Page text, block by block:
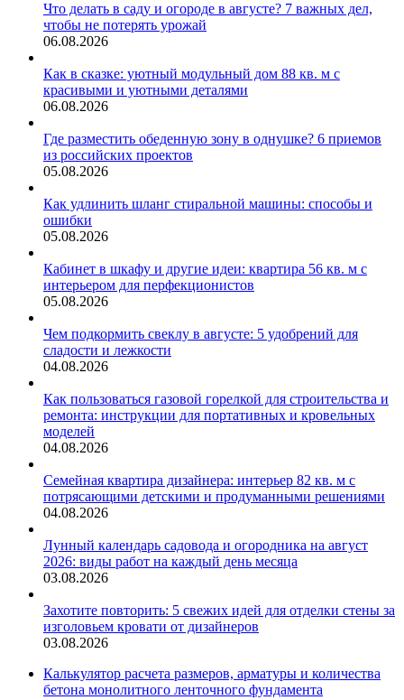
Что делать в саду и огороде в августе? 7 важных дел,
чтобы не потерять урожай
06.08.2026
Как в сказке: уютный модульный дом 88 кв. м с
красивыми и уютными деталями
06.08.2026
Где разместить обеденную зону в однушке? 6 приемов
из российских проектов
05.08.2026
Как удлинить шланг стиральной машины: способы и
ошибки
05.08.2026
Кабинет в шкафу и другие идеи: квартира 56 кв. м с
интерьером для перфекционистов
05.08.2026
Чем подкормить свеклу в августе: 5 удобрений для
сладости и лежкости
04.08.2026
Как пользоваться газовой горелкой для строительства и
ремонта: инструкции для портативных и кровельных
моделей
04.08.2026
Семейная квартира дизайнера: интерьер 82 кв. м с
потрясающими детскими и продуманными решениями
04.08.2026
Лунный календарь садовода и огородника на август
2026: виды работ на каждый день месяца
03.08.2026
Захотите повторить: 5 свежих идей для отделки стены за
изголовьем кровати от дизайнеров
03.08.2026
Калькулятор расчета размеров, арматуры и количества
бетона монолитного ленточного фундамента